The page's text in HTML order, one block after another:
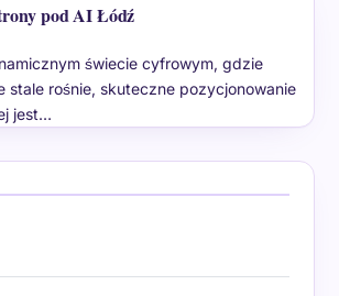
pod AI Łódź
świecie cyfrowym, gdzie
stale rośnie, skuteczne pozycjonowanie
jest…